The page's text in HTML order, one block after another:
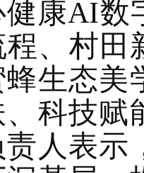
康AI数
、村田
生态美
科技赋
责人表